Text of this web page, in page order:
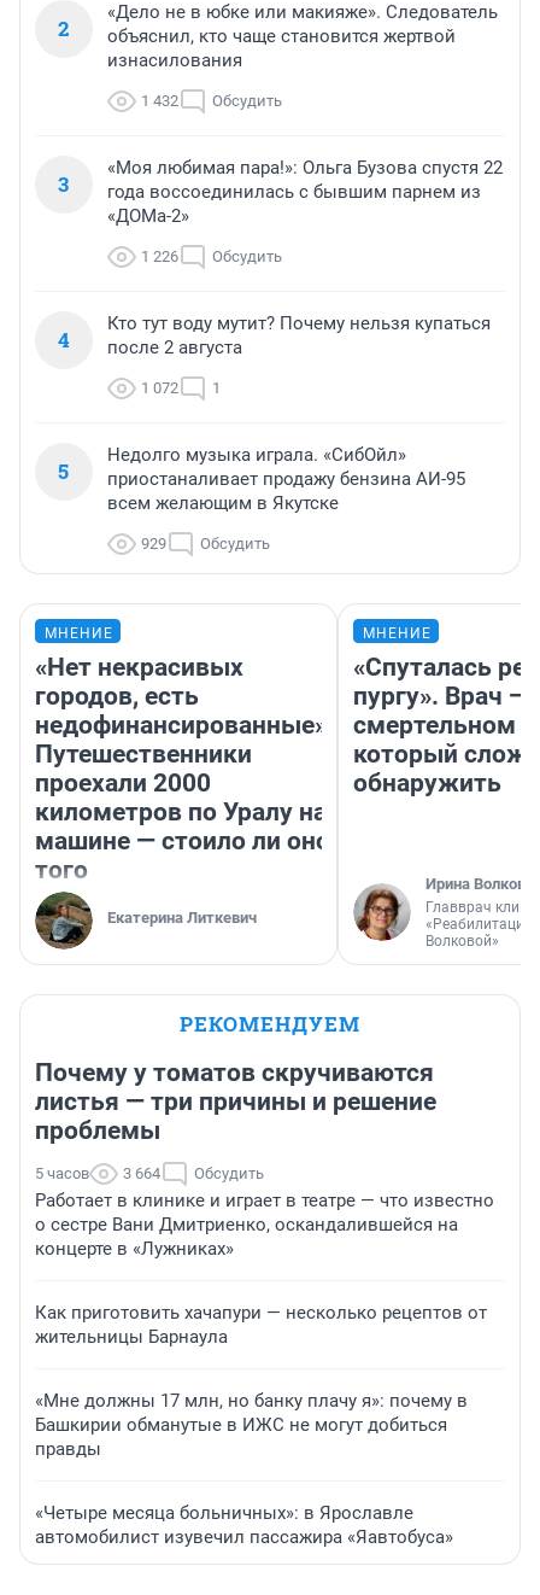
2
«Дело не в юбке или макияже». Следователь
объяснил, кто чаще становится жертвой
изнасилования
1 432 Обсудить
3
«Моя любимая пара!»: Ольга Бузова спустя 22
года воссоединилась с бывшим парнем из
«ДОМа-2»
1 226 Обсудить
4
Кто тут воду мутит? Почему нельзя купаться
после 2 августа
1 072 1
5
Недолго музыка играла. «СибОйл»
приостаналивает продажу бензина АИ-95
всем желающим в Якутске
929 Обсудить
МНЕНИЕ
«Нет некрасивых
городов, есть
недофинансированные».
Путешественники
проехали 2000
километров по Уралу на
машине — стоило ли оно
того
Екатерина Литкевич
МНЕНИЕ
«Спуталась
пургу». Врач —
смертельном
который
обнаружить
Ирина Волкова
Главврач
«Реабилитация
Волковой»
РЕКОМЕНДУЕМ
Почему у томатов скручиваются
листья — три причины и решение
проблемы
5 часов 3 664 Обсудить
Работает в клинике и играет в театре — что известно
о сестре Вани Дмитриенко, оскандалившейся на
концерте в «Лужниках»
Как приготовить хачапури — несколько рецептов от
жительницы Барнаула
«Мне должны 17 млн, но банку плачу я»: почему в
Башкирии обманутые в ИЖС не могут добиться
правды
«Четыре месяца больничных»: в Ярославле
автомобилист изувечил пассажира «Яавтобуса»